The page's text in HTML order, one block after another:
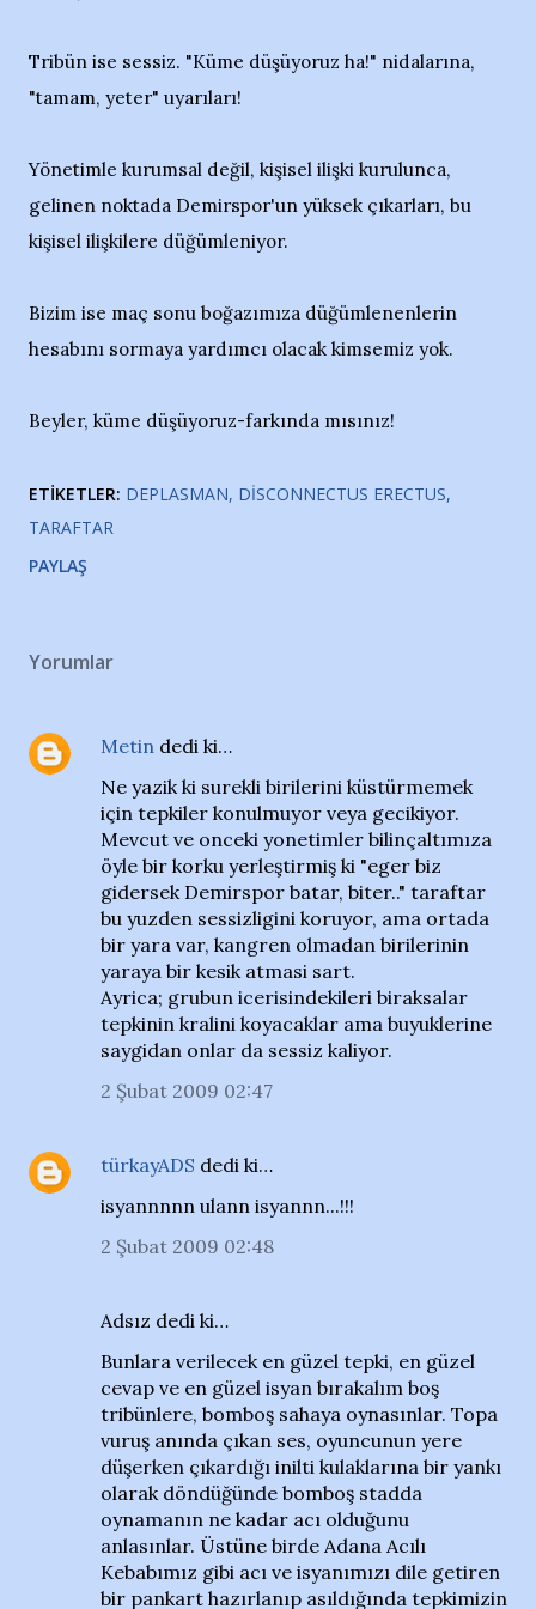
Tribün ise sessiz. "Küme düşüyoruz ha!" nidalarına,
"tamam, yeter" uyarıları!
Yönetimle kurumsal değil, kişisel ilişki kurulunca,
gelinen noktada Demirspor'un yüksek çıkarları, bu
kişisel ilişkilere düğümleniyor.
Bizim ise maç sonu boğazımıza düğümlenenlerin
hesabını sormaya yardımcı olacak kimsemiz yok.
Beyler, küme düşüyoruz-farkında mısınız!
ETIKETLER: DEPLASMAN DISCONNECTUS ERECTUS
TARAFTAR
PAYLAŞ
Yorumlar
Metin dedi ki…
Ne yazik ki surekli birilerini küstürmemek
için tepkiler konulmuyor veya gecikiyor.
Mevcut ve onceki yonetimler bilinçaltımıza
öyle bir korku yerleştirmiş ki "eger biz
gidersek Demirspor batar, biter.." taraftar
bu yuzden sessizligini koruyor, ama ortada
bir yara var, kangren olmadan birilerinin
yaraya bir kesik atmasi sart.
Ayrica; grubun icerisindekileri biraksalar
tepkinin kralini koyacaklar ama buyuklerine
saygidan onlar da sessiz kaliyor.
2 Şubat 2009 02:47
türkayADS dedi ki…
isyannnnn ulann isyannn...!!!
2 Şubat 2009 02:48
Adsız dedi ki…
Bunlara verilecek en güzel tepki, en güzel
cevap ve en güzel isyan bırakalım boş
tribünlere, bomboş sahaya oynasınlar. Topa
vuruş anında çıkan ses, oyuncunun yere
düşerken çıkardığı inilti kulaklarına bir yankı
olarak döndüğünde bomboş stadda
oynamanın ne kadar acı olduğunu
anlasınlar. Üstüne birde Adana Acılı
Kebabımız gibi acı ve isyanımızı dile getiren
bir pankart hazırlanıp asıldığında tepkimizin